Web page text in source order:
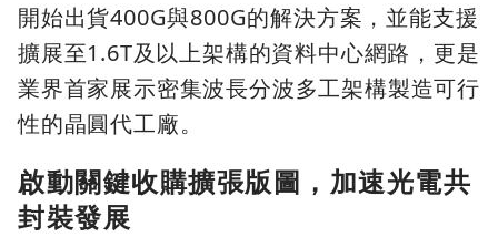
開始出貨400G與800G的解決方案，並能支援
擴展至1.6T及以上架構的資料中心網路，更是
業界首家展示密集波長分波多工架構製造可行
性的晶圓代工廠。
啟動關鍵收購擴張版圖，加速光電共
封裝發展